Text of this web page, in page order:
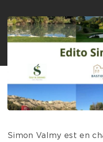
Simon Valmy est en